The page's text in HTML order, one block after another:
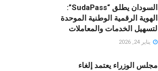
السودان يطلق “SudaPass”:
الهوية الرقمية الوطنية الموحدة
لتسهيل الخدمات والمعاملات
يناير 24, 2026
مجلس الوزراء يعتمد إلغاء